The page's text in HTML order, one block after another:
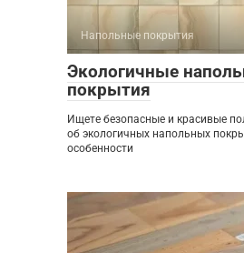
Напольные покрытия
Экологичные
покрытия
Ищете безопасные и красивые
об экологичных напольных
особенности